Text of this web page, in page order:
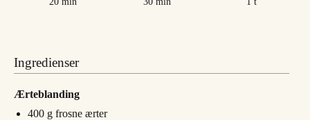
Ingredienser
Ærteblanding
400 g frosne ærter